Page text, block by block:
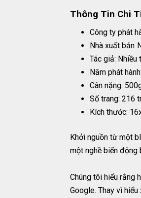
Thông Tin Chi
Công ty phát
Nhà xuất bản
Tác giả: Nhiều
Năm phát
Cân nặng:
Số trang: 216
Kích thước:
Khởi nguồn từ một
một nghề biến động
Chúng tôi hiểu rằng
Google. Thay vì